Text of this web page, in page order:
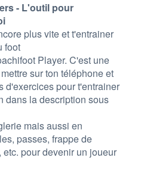
- L'outil pour
plus vite et t'entrainer
foot
Player. C'est une
sur ton téléphone et
d'exercices pour t'entrainer
dans la description sous
maisaussi en
passes, frappe de
pour devenir un joueur